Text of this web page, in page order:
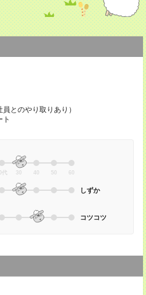
とのやり取りあり）
ト
代 30 40 50 60
しずか
コツコツ